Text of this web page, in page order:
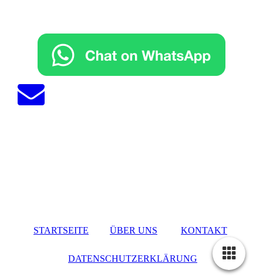
STARTSEITE ÜBER UNS KONTAKT
DATENSCHUTZERKLÄRUNG